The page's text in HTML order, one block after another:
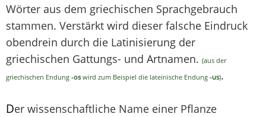
Wörter aus dem griechischen Sprachgebrauch
stammen. Verstärkt wird dieser falsche Eindruck
obendrein durch die Latinisierung der
griechischen Gattungs- und Artnamen. (aus der
griechischen Endung -os wird zum Beispiel die lateinische Endung -us).
Der wissenschaftliche Name einer Pflanze